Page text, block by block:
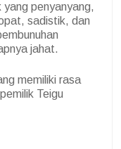
penyanyang,
sadistik, dan
jahat.
memiliki rasa
Teigu